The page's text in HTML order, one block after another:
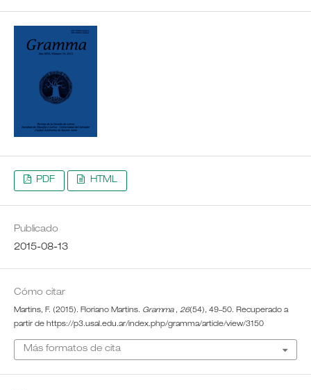
PDF HTML
Publicado
2015-08-13
Cómo citar
Martins, F. (2015). Floriano Martins. Gramma , 26(54), 49–50. Recuperado a
partir de https://p3.usal.edu.ar/index.php/gramma/article/view/3150
Más formatos de cita